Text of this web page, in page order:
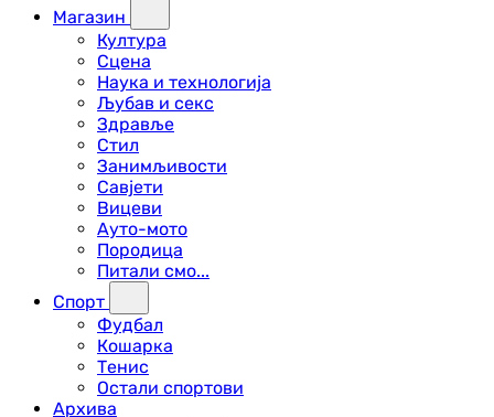
Магазин
Култура
Сцена
Наука и технологија
Љубав и секс
Здравље
Стил
Занимљивости
Савјети
Вицеви
Ауто-мото
Породица
Питали смо...
Спорт
Фудбал
Кошарка
Тенис
Остали спортови
Архива